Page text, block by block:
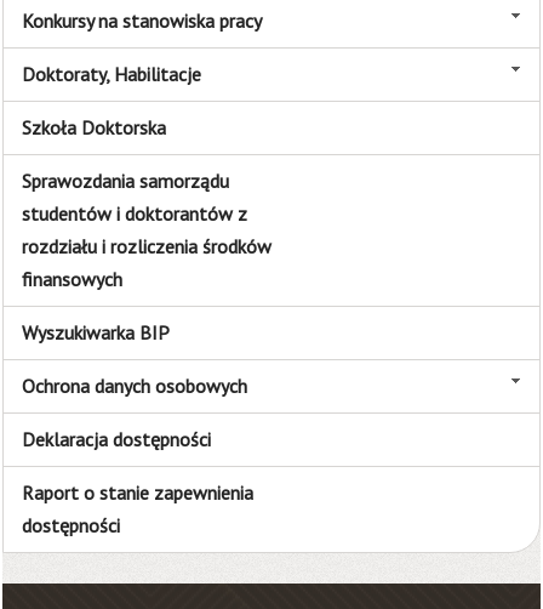
Konkursy na stanowiska pracy
Doktoraty, Habilitacje
Szkoła Doktorska
Sprawozdania samorządu
studentów i doktorantów z
rozdziału i rozliczenia środków
finansowych
Wyszukiwarka BIP
Ochrona danych osobowych
Deklaracja dostępności
Raport o stanie zapewnienia
dostępności